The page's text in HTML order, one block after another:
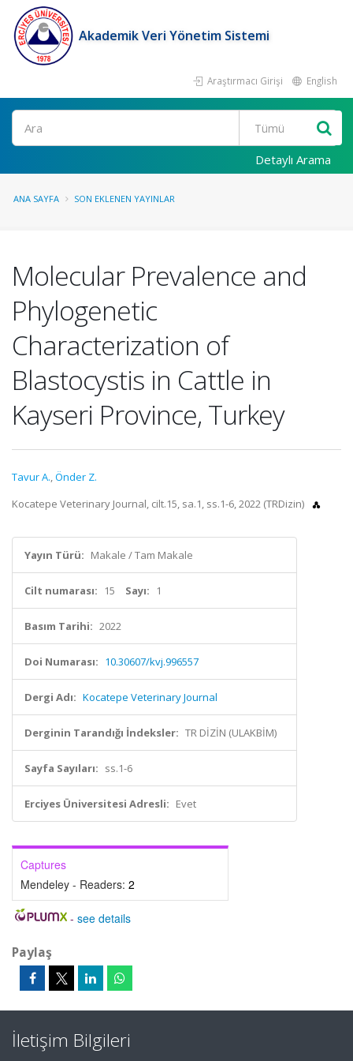
Akademik Veri Yönetim Sistemi
Araştırmacı Girişi English
Ara
Detaylı Arama
ANA SAYFA SON EKLENEN YAYINLAR
Molecular Prevalence and
Phylogenetic
Characterization of
Blastocystis in Cattle in
Kayseri Province, Turkey
Tavur A.,Önder Z.
Kocatepe Veterinary Journal, cilt.15, sa.1, ss.1-6, 2022 (TRDizin)
Yayın Türü: Makale / Tam Makale
Cilt numarası: 15 Sayı: 1
Basım Tarihi: 2022
Doi Numarası: 10.30607/kvj.996557
Dergi Adı: Kocatepe Veterinary Journal
Derginin Tarandığı İndeksler: TR DİZİN (ULAKBİM)
Sayfa Sayıları: ss.1-6
Erciyes Üniversitesi Adresli: Evet
Captures
Mendeley - Readers: 2
- see details
Paylaş
İletişim Bilgileri